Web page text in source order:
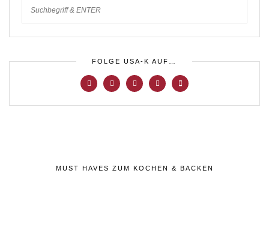
FOLGE USA-K AUF…
MUST HAVES ZUM KOCHEN & BACKEN